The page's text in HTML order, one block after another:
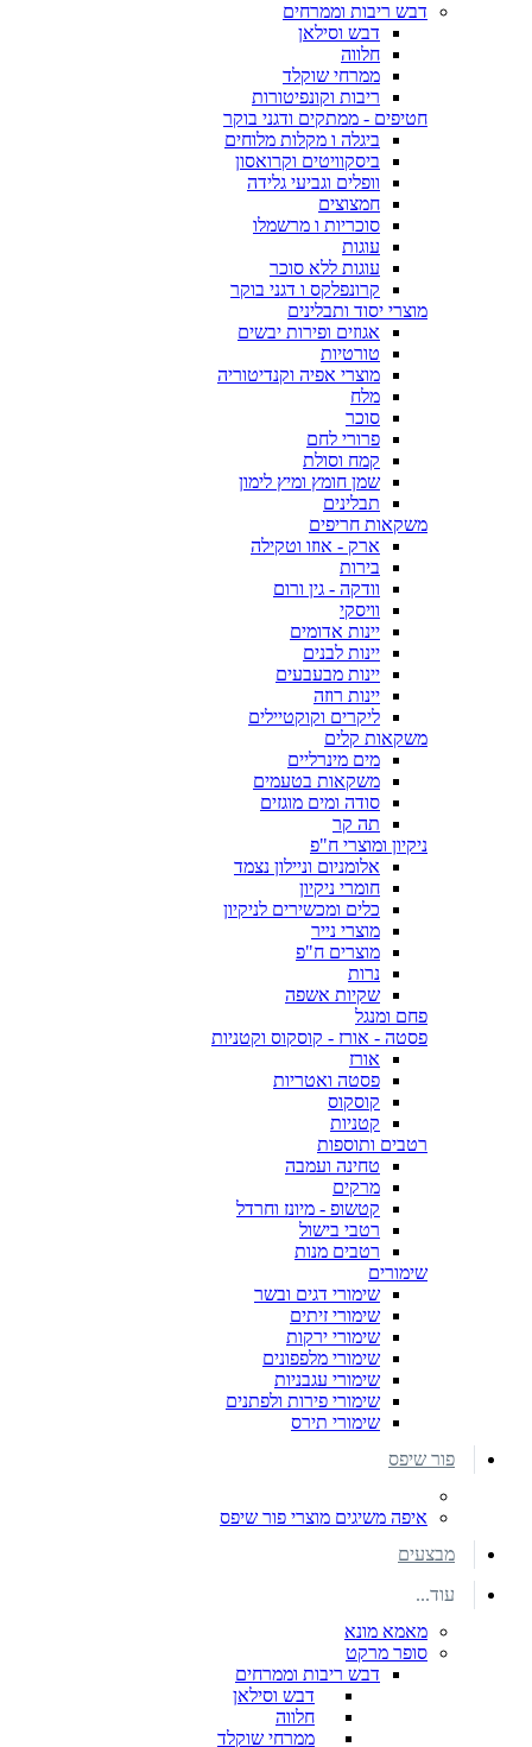
דבש ריבות וממרחים
דבש וסילאן
חלווה
ממרחי שוקלד
ריבות וקונפיטורות
חטיפים - ממתקים ודגני בוקר
ביגלה ו מקלות מלוחים
ביסקוויטים וקרואסון
וופלים וגביעי גלידה
חמצוצים
סוכריות ו מרשמלו
עוגות
עוגות ללא סוכר
קרונפלקס ו דגני בוקר
מוצרי יסוד ותבלינים
אגוזים ופירות יבשים
טורטיות
מוצרי אפיה וקנדיטוריה
מלח
סוכר
פרורי לחם
קמח וסולת
שמן חומץ ומיץ לימון
תבלינים
משקאות חריפים
ארק - אוזו וטקילה
בירות
וודקה - גין ורום
וויסקי
יינות אדומים
יינות לבנים
יינות מבעבעים
יינות רוזה
ליקרים וקוקטיילים
משקאות קלים
מים מינרליים
משקאות בטעמים
סודה ומים מוגזים
תה קר
ניקיון ומוצרי ח"פ
אלומניום וניילון נצמד
חומרי ניקיון
כלים ומכשירים לניקיון
מוצרי נייר
מוצרים ח"פ
נרות
שקיות אשפה
פחם ומנגל
פסטה - אורז - קוסקוס וקטניות
אורז
פסטה ואטריות
קוסקוס
קטניות
רטבים ותוספות
טחינה ועמבה
מרקים
קטשופ - מיונז וחרדל
רטבי בישול
רטבים מנות
שימורים
שימורי דגים ובשר
שימורי זיתים
שימורי ירקות
שימורי מלפפונים
שימורי עגבניות
שימורי פירות ולפתנים
שימורי תירס
פור שיפס
איפה משיגים מוצרי פור שיפס
מבצעים
עוד...
מאמא מונא
סופר מרקט
דבש ריבות וממרחים
דבש וסילאן
חלווה
ממרחי שוקלד